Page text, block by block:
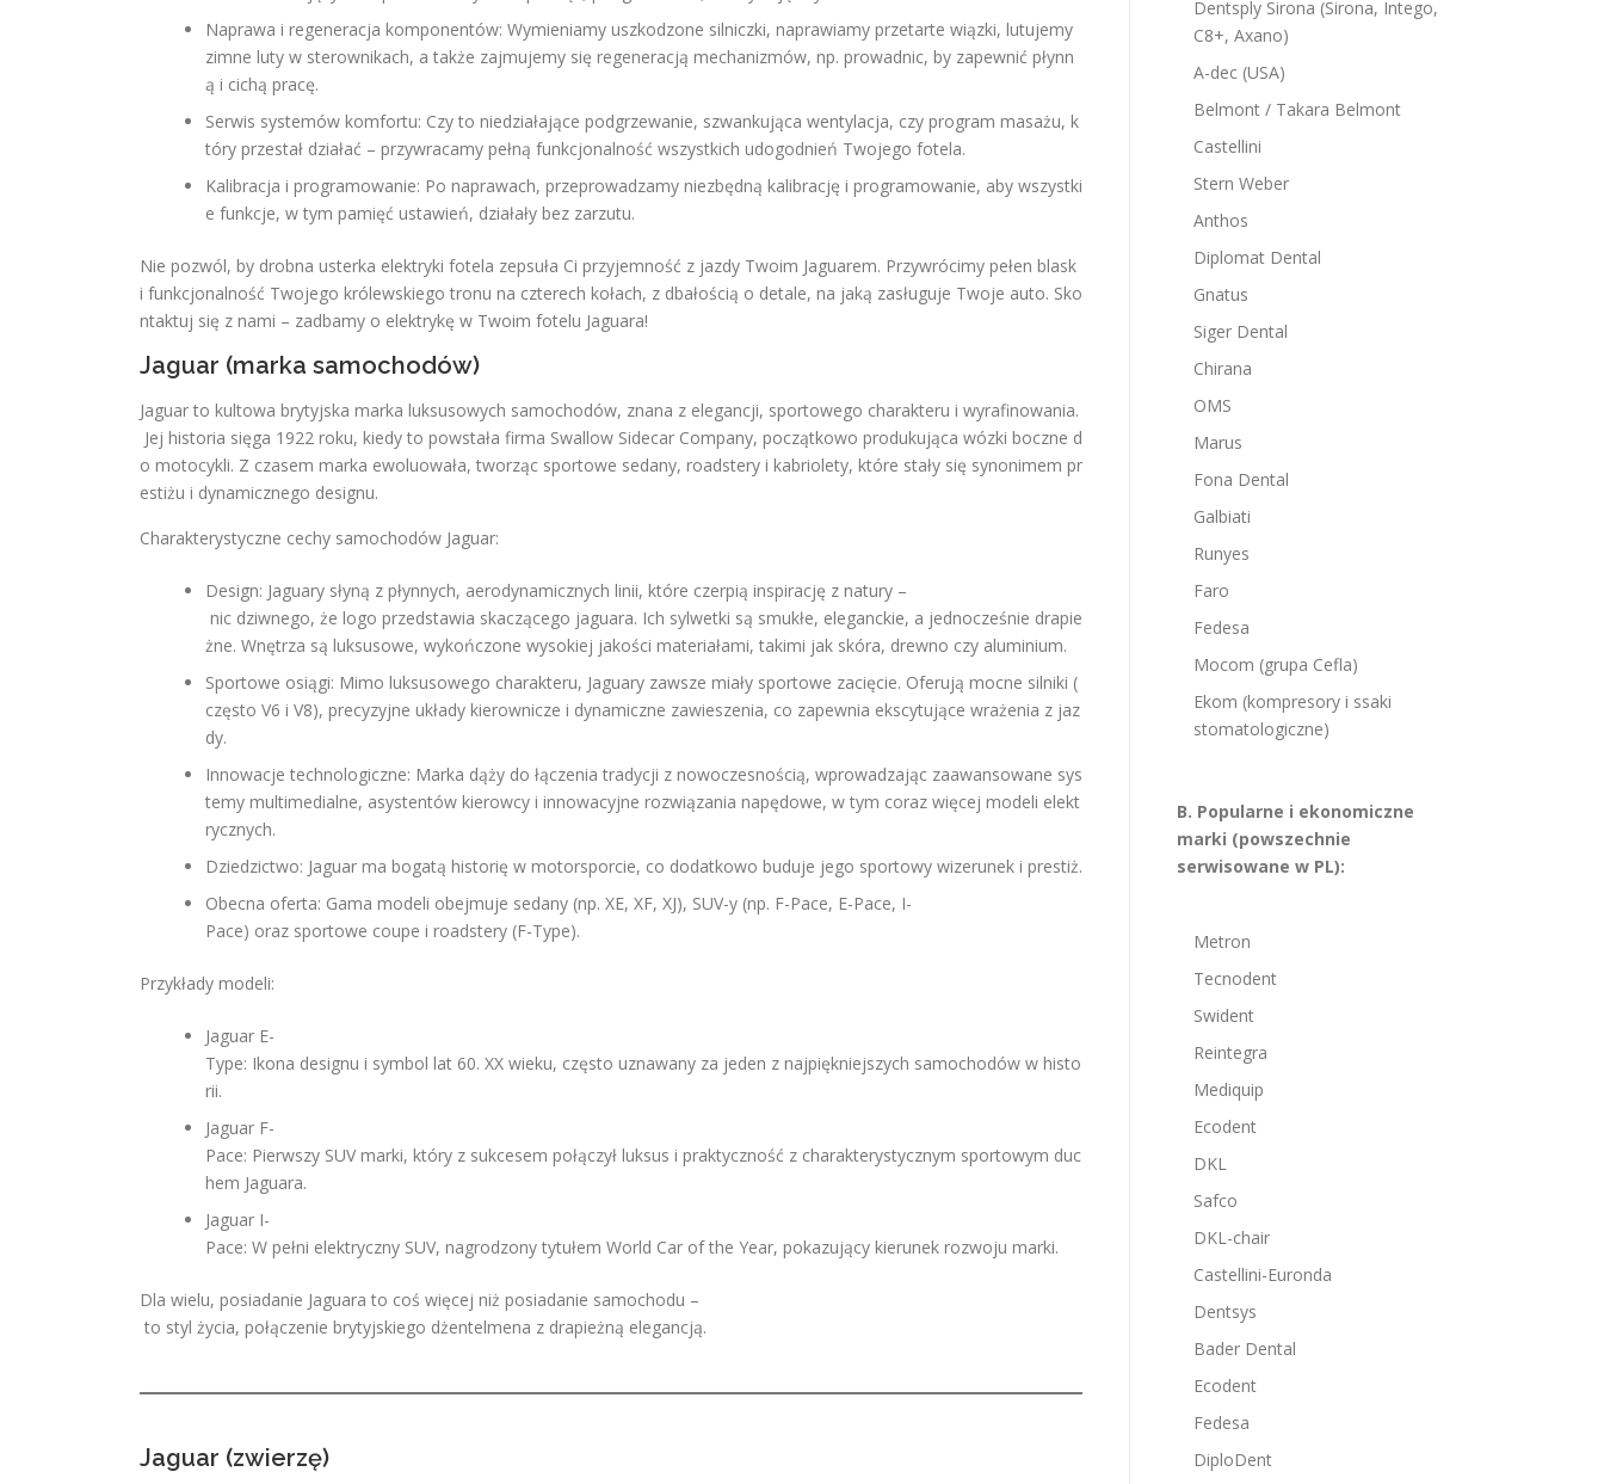
Naprawa i regeneracja komponentów: Wymieniamy uszkodzone silniczki, naprawiamy przetarte wiązki, lutujemy
zimne luty w sterownikach, a także zajmujemy się regeneracją mechanizmów, np. prowadnic, by zapewnić płynn
ą i cichą pracę.
Serwis systemów komfortu: Czy to niedziałające podgrzewanie, szwankująca wentylacja, czy program masażu, k
tóry przestał działać – przywracamy pełną funkcjonalność wszystkich udogodnień Twojego fotela.
Kalibracja i programowanie: Po naprawach, przeprowadzamy niezbędną kalibrację i programowanie, aby wszystki
e funkcje, w tym pamięć ustawień, działały bez zarzutu.
Nie pozwól, by drobna usterka elektryki fotela zepsuła Ci przyjemność z jazdy Twoim Jaguarem. Przywrócimy pełen blask
i funkcjonalność Twojego królewskiego tronu na czterech kołach, z dbałością o detale, na jaką zasługuje Twoje auto. Sko
ntaktuj się z nami – zadbamy o elektrykę w Twoim fotelu Jaguara!
Jaguar (marka samochodów)
Jaguar to kultowa brytyjska marka luksusowych samochodów, znana z elegancji, sportowego charakteru i wyrafinowania.
Jej historia sięga 1922 roku, kiedy to powstała firma Swallow Sidecar Company, początkowo produkująca wózki boczne d
o motocykli. Z czasem marka ewoluowała, tworząc sportowe sedany, roadstery i kabriolety, które stały się synonimem pr
estiżu i dynamicznego designu.
Charakterystyczne cechy samochodów Jaguar:
Design: Jaguary słyną z płynnych, aerodynamicznych linii, które czerpią inspirację z natury –
nic dziwnego, że logo przedstawia skaczącego jaguara. Ich sylwetki są smukłe, eleganckie, a jednocześnie drapie
żne. Wnętrza są luksusowe, wykończone wysokiej jakości materiałami, takimi jak skóra, drewno czy aluminium.
Sportowe osiągi: Mimo luksusowego charakteru, Jaguary zawsze miały sportowe zacięcie. Oferują mocne silniki (
często V6 i V8), precyzyjne układy kierownicze i dynamiczne zawieszenia, co zapewnia ekscytujące wrażenia z jaz
dy.
Innowacje technologiczne: Marka dąży do łączenia tradycji z nowoczesnością, wprowadzając zaawansowane sys
temy multimedialne, asystentów kierowcy i innowacyjne rozwiązania napędowe, w tym coraz więcej modeli elekt
rycznych.
Dziedzictwo: Jaguar ma bogatą historię w motorsporcie, co dodatkowo buduje jego sportowy wizerunek i prestiż.
Obecna oferta: Gama modeli obejmuje sedany (np. XE, XF, XJ), SUV-y (np. F-Pace, E-Pace, I-
Pace) oraz sportowe coupe i roadstery (F-Type).
Przykłady modeli:
Jaguar E-
Type: Ikona designu i symbol lat 60. XX wieku, często uznawany za jeden z najpiękniejszych samochodów w histo
rii.
Jaguar F-
Pace: Pierwszy SUV marki, który z sukcesem połączył luksus i praktyczność z charakterystycznym sportowym duc
hem Jaguara.
Jaguar I-
Pace: W pełni elektryczny SUV, nagrodzony tytułem World Car of the Year, pokazujący kierunek rozwoju marki.
Dla wielu, posiadanie Jaguara to coś więcej niż posiadanie samochodu –
to styl życia, połączenie brytyjskiego dżentelmena z drapieżną elegancją.
Jaguar (zwierzę)
Dentsply Sirona (Sirona, Intego,
C8+, Axano)
A-dec (USA)
Belmont / Takara Belmont
Castellini
Stern Weber
Anthos
Diplomat Dental
Gnatus
Siger Dental
Chirana
OMS
Marus
Fona Dental
Galbiati
Runyes
Faro
Fedesa
Mocom (grupa Cefla)
Ekom (kompresory i ssaki
stomatologiczne)
B. Popularne i ekonomiczne
marki (powszechnie
serwisowane w PL):
Metron
Tecnodent
Swident
Reintegra
Mediquip
Ecodent
DKL
Safco
DKL-chair
Castellini-Euronda
Dentsys
Bader Dental
Ecodent
Fedesa
DiploDent